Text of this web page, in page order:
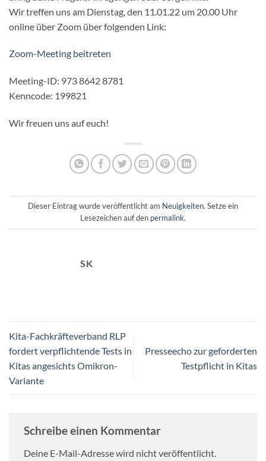
Wir treffen uns am Dienstag, den 11.01.22 um 20.00 Uhr
online über Zoom über folgenden Link:
Zoom-Meeting beitreten
Meeting-ID: 973 8642 8781
Kenncode: 199821
Wir freuen uns auf euch!
Dieser Eintrag wurde veröffentlicht am Neuigkeiten. Setze ein
Lesezeichen auf den permalink.
SK
Kita-Fachkräfteverband RLP
fordert verpflichtende Tests in
Kitas angesichts Omikron-
Variante
Presseecho zur geforderten
Testpflicht in Kitas
Schreibe einen Kommentar
Deine E-Mail-Adresse wird nicht veröffentlicht.